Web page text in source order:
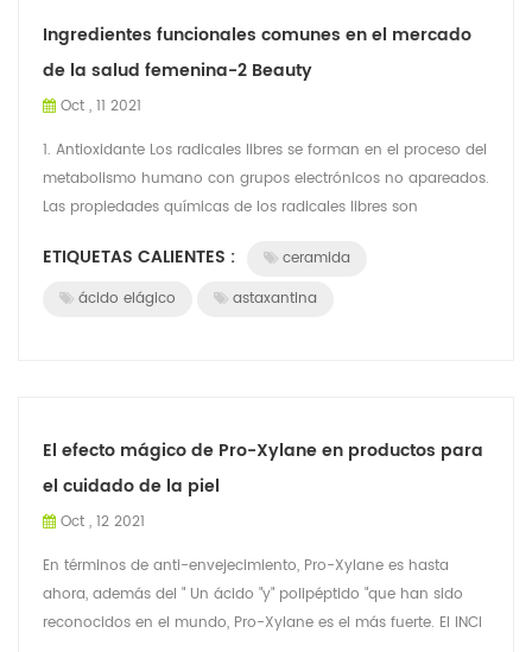
Ingredientes funcionales comunes en el mercado
de la salud femenina-2 Beauty
Oct , 11 2021
1. Antioxidante Los radicales libres se forman en el proceso del
metabolismo humano con grupos electrónicos no apareados.
Las propiedades químicas de los radicales libres son
ETIQUETAS CALIENTES :
ceramida
ácido elágico
astaxantina
El efecto mágico de Pro-Xylane en productos para
el cuidado de la piel
Oct , 12 2021
En términos de anti-envejecimiento, Pro-Xylane es hasta
ahora, además del " Un ácido "y" polipéptido "que han sido
reconocidos en el mundo, Pro-Xylane es el más fuerte. El INCI